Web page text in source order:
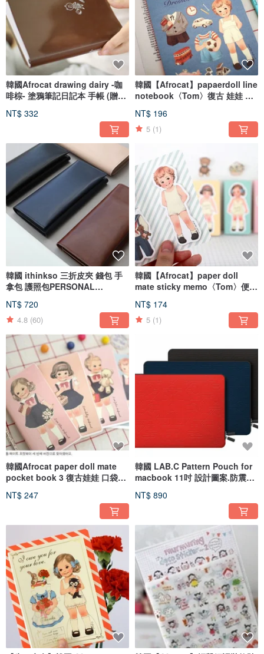
韓國Afrocat drawing dairy -咖
啡棕- 塗鴉筆記日記本 手帳 (贈木
NT$ 332
韓國【Afrocat】papaerdoll line
notebook〈Tom〉復古 娃娃 筆
NT$ 196
5 (1)
韓國 ithinkso 三折皮夾 錢包 手
拿包 護照包PERSONAL
NT$ 720
4.8 (60)
韓國【Afrocat】paper doll
mate sticky memo〈Tom〉便條
NT$ 174
5 (1)
韓國Afrocat paper doll mate
pocket book 3 復古娃娃 口袋筆
NT$ 247
韓國 LAB.C Pattern Pouch for
macbook 11吋 設計圖案.防震防
NT$ 890